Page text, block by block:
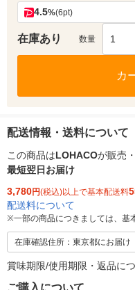
4.5%(6pt)
在庫あり 数量 1
カ
配送情報・送料について
この商品はLOHACOが販売
最短翌日お届け
3,780円(税込)以上で基本配送料
配送料について
※一部の商品につきましては、基
在庫確認住所：東京都にお届け
賞味期限/使用期限・返品に